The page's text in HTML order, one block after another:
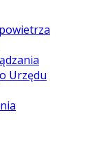
Urzędu